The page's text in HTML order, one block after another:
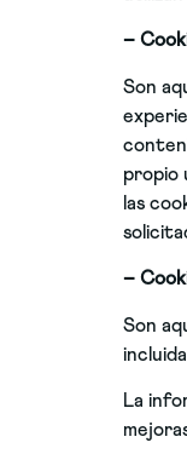
–
Son
propio
las
–
Son
La